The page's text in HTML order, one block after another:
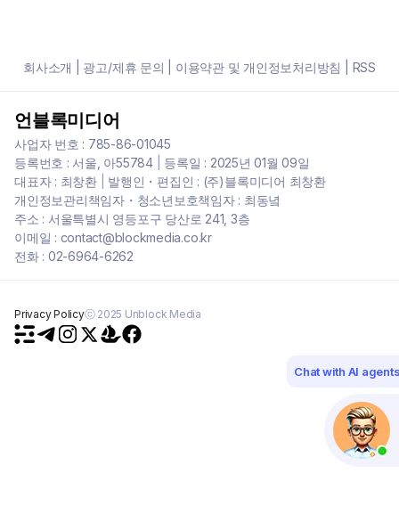
회사소개 광고/제휴 문의 이용약관 및 개인정보처리방침 RSS
언블록미디어
사업자 번호 : 785-86-01045
등록번호 : 서울, 아55784| 등록일 : 2025년 01월 09일
대표자 : 최창환| 발행인・편집인 : (주)블록미디어 최창환
개인정보관리책임자・청소년보호책임자 : 최동녘
주소 : 서울특별시 영등포구 당산로 241, 3층
이메일 : contact@blockmedia.co.kr
전화 : 02-6964-6262
Privacy Policyⓒ 2025 Unblock Media
Chat with AI